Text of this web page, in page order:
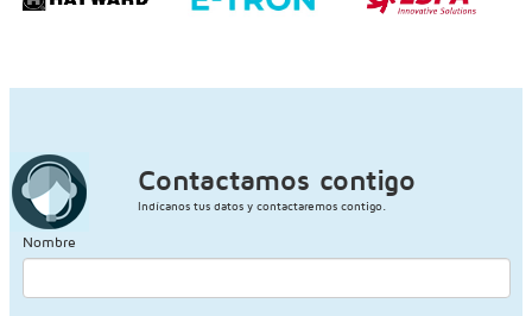
Contactamos contigo
Indícanos tus datos y contactaremos contigo.
Nombre